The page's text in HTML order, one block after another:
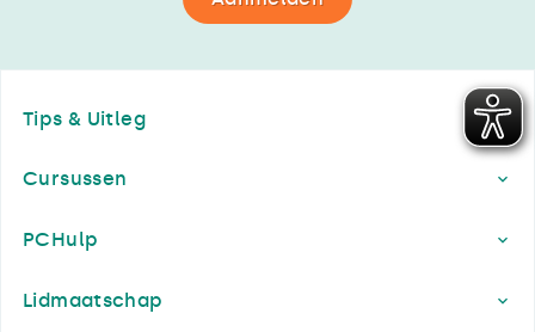
Tips & Uitleg
Cursussen
PCHulp
Lidmaatschap